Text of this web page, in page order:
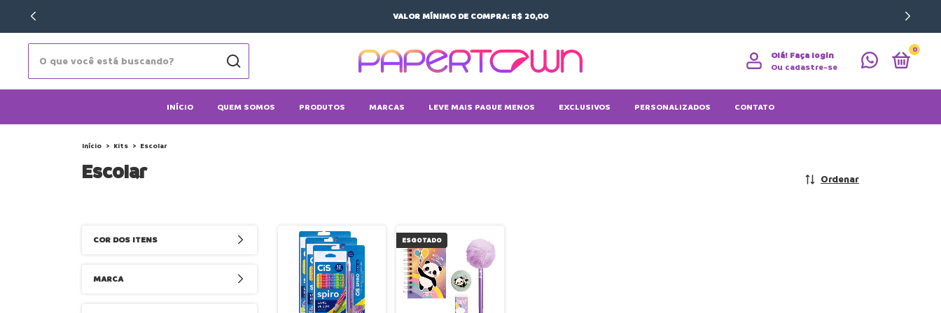
VALOR MÍNIMO DE COMPRA: R$ 20,00
Olá! Faça login
Ou cadastre-se
0
INÍCIO QUEM SOMOS PRODUTOS MARCAS LEVE MAIS PAGUE MENOS EXCLUSIVOS PERSONALIZADOS CONTATO
Início > Kits > Escolar
Escolar Ordenar
COR DOS ITENS
MARCA
ESGOTADO